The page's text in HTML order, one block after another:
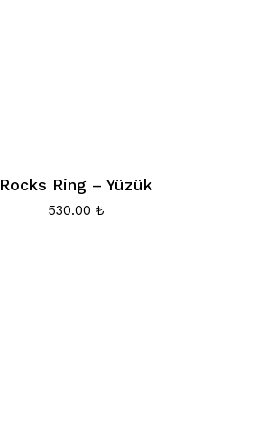
Rocks Ring – Yüzük
530.00 ₺